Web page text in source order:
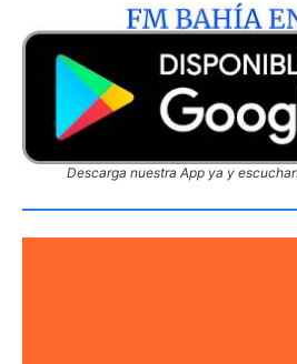
Descarga nuestra App ya y